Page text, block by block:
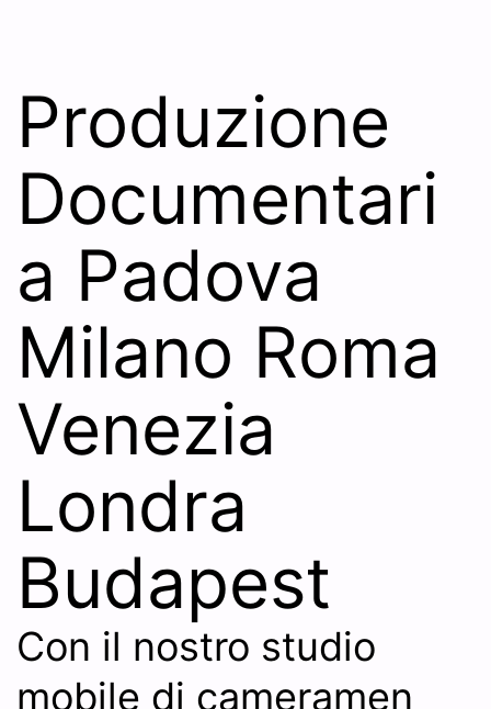
Produzione
Documentari
a Padova
Milano Roma
Venezia
Londra
Budapest
Con il nostro studio
mobile di cameramen